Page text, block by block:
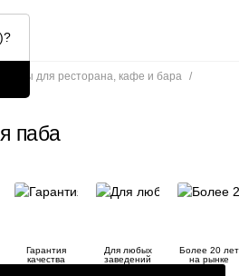
Столешницы
для ресторана, кафе и бара /
паба
Гарантия
качества
Для любых
заведений
Более 20 лет
на рынке